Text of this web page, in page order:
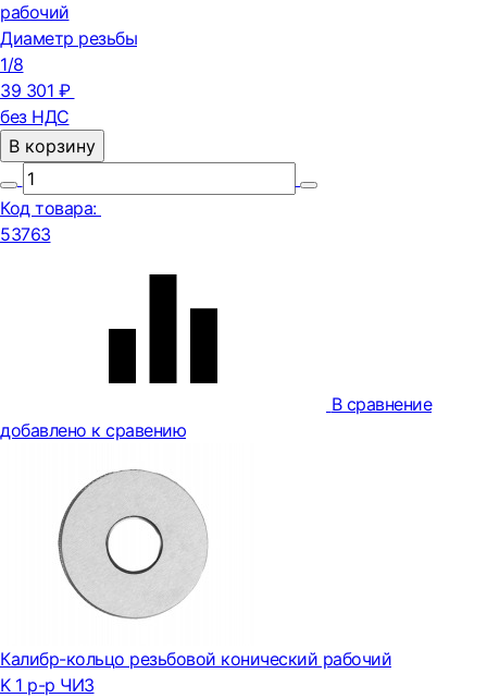
рабочий
Диаметр резьбы
1/8
39 301 ₽
без НДС
В корзину
Код товара:
53763
В сравнение
добавлено к сравению
Калибр-кольцо резьбовой конический рабочий
K 1 р-р ЧИЗ